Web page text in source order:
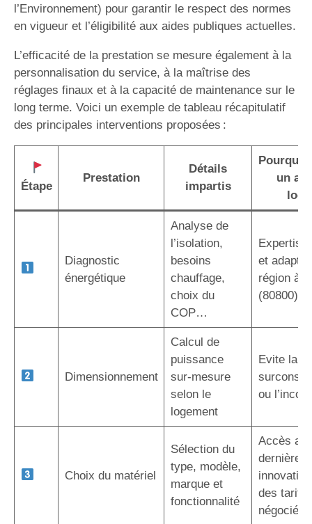
l’Environnement) pour garantir le respect des normes
en vigueur et l’éligibilité aux aides publiques actuelles.
L’efficacité de la prestation se mesure également à la
personnalisation du service, à la maîtrise des
réglages finaux et à la capacité de maintenance sur le
long terme. Voici un exemple de tableau récapitulatif
des principales interventions proposées :
Étape
Prestation
Détails
impartis
un
Diagnostic
énergétique
Analyse de
l’isolation,
besoins
chauffage,
choix du
COP…
Expertise
et
région à
(80800)
Dimensionnement
Calcul de
puissance
sur-mesure
selon le
logement
Evite la
ou
Choix du matériel
Sélection du
type, modèle,
marque et
fonctionnalité
Accès
dernières
des tarifs
négociés